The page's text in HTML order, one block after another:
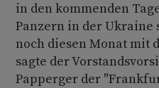
in den kommenden
Panzern in der Ukraine
noch diesen Monat mit
sagte der
Papperger der